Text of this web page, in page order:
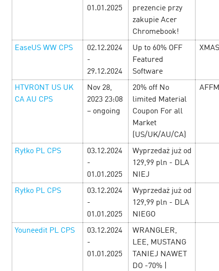
Ngày Lễ Tình Nhân tại Cityads — Đã
đến lúc mở lòng đón nhận tình yêu và
10 February’25
Từ ngày 10 đến 16 tháng 2, hàng loạt offer hấp dẫn với mức
hoa hồng cao, khuyến mãi đặc biệt và mã giảm giá dành
01.01.2025
prezencie przy
zakupie Acer
Chromebook!
EaseUS WW CPS
02.12.2024
-
29.12.2024
Up to 60% OFF
Featured
Software
HTVRONT US UK
CA AU CPS
Nov 28,
2023 23:08
– ongoing
20% off No
limited Material
Coupon For all
Market
(US/UK/AU/CA)
Ryłko PL CPS
03.12.2024
-
01.01.2025
Wyprzedaż już od
129,99 pln - DLA
NIEJ
Ryłko PL CPS
03.12.2024
-
01.01.2025
Wyprzedaż już od
129,99 pln - DLA
NIEGO
Youneedit PL CPS
03.12.2024
-
01.01.2025
WRANGLER,
LEE, MUSTANG
TANIEJ NAWET
DO -70% |